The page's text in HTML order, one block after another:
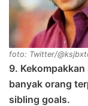
foto: Twitter/
9.
banyak orang
sibling goals.